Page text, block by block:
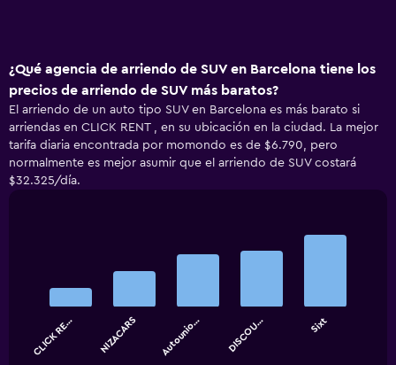
¿Qué agencia de arriendo de SUV en Barcelona tiene los
precios de arriendo de SUV más baratos?
El arriendo de un auto tipo SUV en Barcelona es más barato si
arriendas en CLICK RENT , en su ubicación en la ciudad. La mejor
tarifa diaria encontrada por momondo es de $6.790, pero
normalmente es mejor asumir que el arriendo de SUV costará
$32.325/día.
bars.
The
chart
CLICK RE… NIZACARS Autounio… DISCOU… Sixt
End
of